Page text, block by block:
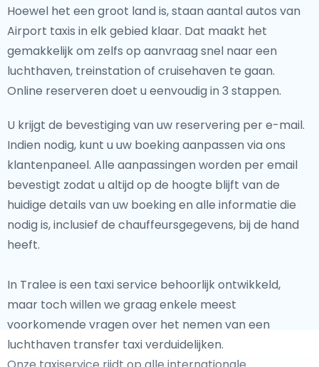
Hoewel het een groot land is, staan aantal autos van
Airport taxis in elk gebied klaar. Dat maakt het
gemakkelijk om zelfs op aanvraag snel naar een
luchthaven, treinstation of cruisehaven te gaan.
Online reserveren doet u eenvoudig in 3 stappen.
U krijgt de bevestiging van uw reservering per e-mail.
Indien nodig, kunt u uw boeking aanpassen via ons
klantenpaneel. Alle aanpassingen worden per email
bevestigt zodat u altijd op de hoogte blijft van de
huidige details van uw boeking en alle informatie die
nodig is, inclusief de chauffeursgegevens, bij de hand
heeft.
In Tralee is een taxi service behoorlijk ontwikkeld,
maar toch willen we graag enkele meest
voorkomende vragen over het nemen van een
luchthaven transfer taxi verduidelijken.